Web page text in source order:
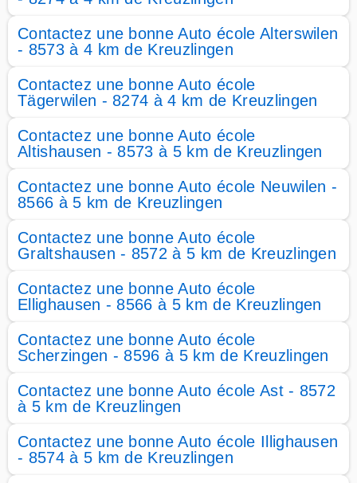
Contactez une bonne Auto école Alterswilen
- 8573 à 4 km de Kreuzlingen
Contactez une bonne Auto école
Tägerwilen - 8274 à 4 km de Kreuzlingen
Contactez une bonne Auto école
Altishausen - 8573 à 5 km de Kreuzlingen
Contactez une bonne Auto école Neuwilen -
8566 à 5 km de Kreuzlingen
Contactez une bonne Auto école
Graltshausen - 8572 à 5 km de Kreuzlingen
Contactez une bonne Auto école
Ellighausen - 8566 à 5 km de Kreuzlingen
Contactez une bonne Auto école
Scherzingen - 8596 à 5 km de Kreuzlingen
Contactez une bonne Auto école Ast - 8572
à 5 km de Kreuzlingen
Contactez une bonne Auto école Illighausen
- 8574 à 5 km de Kreuzlingen